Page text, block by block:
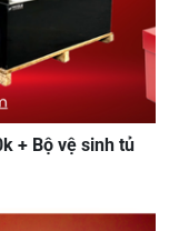
+ Bộ vệ sinh tủ